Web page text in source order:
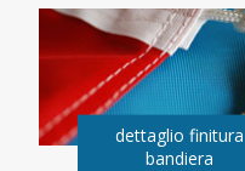
dettaglio finitura
bandiera